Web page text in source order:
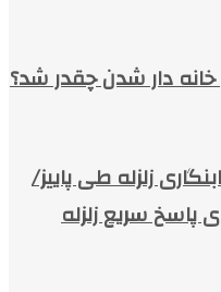
خانه‌ دار شدن چقدر شد؟
شتابنگاری زلزله طی پاییز/
پاسخ سریع زلزله